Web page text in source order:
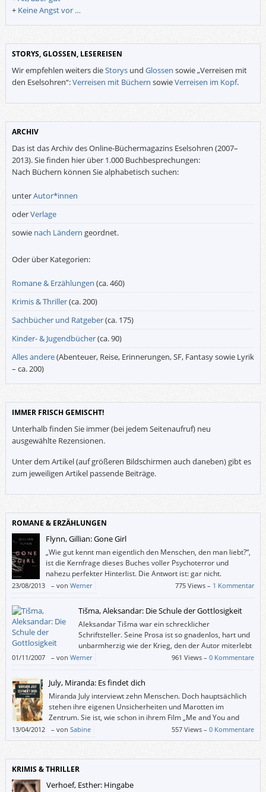
+ Keine Angst vor …
STORYS, GLOSSEN, LESEREISEN
Wir empfehlen weiters dieStorysund Glossen sowie „Verreisen mit
den Eselsohren“:Verreisen mit Büchern sowieVerreisen im Kopf.
ARCHIV
Das ist das Archiv des Online-Büchermagazins Eselsohren (2007–
2013). Sie finden hier über 1.000 Buchbesprechungen:
Nach Büchern können Sie alphabetisch suchen:
unterAutor*innen
oderVerlage
sowie nach Ländern geordnet.
Oder über Kategorien:
Romane & Erzählungen (ca. 460)
Krimis & Thriller(ca. 200)
Sachbücher und Ratgeber(ca. 175)
Kinder- & Jugendbücher(ca. 90)
Alles andere(Abenteuer, Reise, Erinnerungen, SF, Fantasy sowie Lyrik
– ca. 200)
IMMER FRISCH GEMISCHT!
Unterhalb finden Sie immer (bei jedem Seitenaufruf) neu
ausgewählte Rezensionen.
Unter dem Artikel (auf größeren Bildschirmen auch daneben) gibt es
zum jeweiligen Artikel passende Beiträge.
ROMANE & ERZÄHLUNGEN
Flynn, Gillian: Gone Girl
„Wie gut kennt man eigentlich den Menschen, den man liebt?“,
ist die Kernfrage dieses Buches voller Psychoterror und
nahezu perfekter Hinterlist. Die Antwort ist: gar nicht.
23/08/2013 – von Werner 775 Views – 1 Kommentar
Tišma, Aleksandar: Die Schule der Gottlosigkeit
Aleksandar Tišma war ein schrecklicher
Schriftsteller. Seine Prosa ist so gnadenlos, hart und
unbarmherzig wie der Krieg, den der Autor miterlebt
hat, und seine Folgen.
01/11/2007 – von Werner 961 Views –0 Kommentare
July, Miranda: Es findet dich
Miranda July interviewt zehn Menschen. Doch hauptsächlich
stehen ihre eigenen Unsicherheiten und Marotten im
Zentrum. Sie ist, wie schon in ihrem Film „Me and You and
Everyone We Know“, (nur) sie selbst.
13/04/2012 – von Sabine 557 Views –0 Kommentare
KRIMIS & THRILLER
Verhoef, Esther: Hingabe